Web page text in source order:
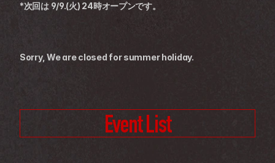
*次回は 9/9.(火) 24時オープンです。
Sorry, We are closed for summer holiday.
Event List